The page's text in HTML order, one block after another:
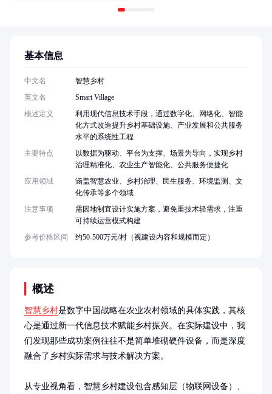
概述
智慧乡村是数字中国战略在农业农村领域的具体实践，其核
心是通过新一代信息技术赋能乡村振兴。在实际建设中，我
们发现那些成功案例往往不是简单堆砌硬件设备，而是深度
融合了乡村实际需求与技术解决方案。
从专业视角看，智慧乡村建设包含感知层（物联网设备）、
基本信息
中文名
智慧乡村
英文名
Smart Village
概述定义
利用现代信息技术手段，通过数字化、网络化、智能
化方式改造提升乡村基础设施、产业发展和公共服务
水平的系统性工程
主要特点
以数据为驱动、平台为支撑、场景为导向，实现乡村
治理精准化、农业生产智能化、公共服务便捷化
应用领域
涵盖智慧农业、乡村治理、民生服务、环境监测、文
化传承等多个领域
注意事项
需因地制宜设计实施方案，避免重技术轻需求，注重
可持续运营模式构建
参考价格区间
约50-500万元/村（视建设内容和规模而定）